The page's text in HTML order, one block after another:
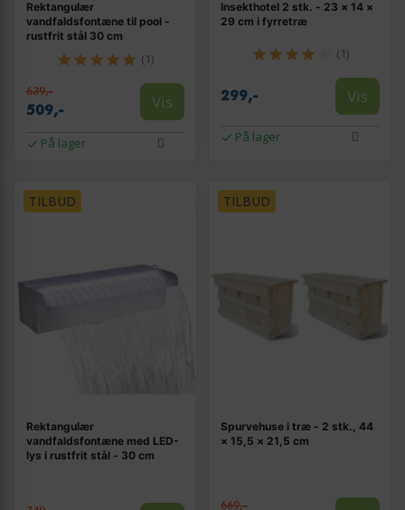
Rektangulær
vandfaldsfontæne til pool -
rustfrit stål 30 cm
(1)
639,-
509,- Vis
På lager
Insekthotel 2 stk. - 23 × 14 ×
29 cm i fyrretræ
(1)
299,- Vis
På lager
TILBUD
Rektangulær
vandfaldsfontæne med LED-
lys i rustfrit stål - 30 cm
TILBUD
Spurvehuse i træ - 2 stk., 44
× 15,5 × 21,5 cm
669,-